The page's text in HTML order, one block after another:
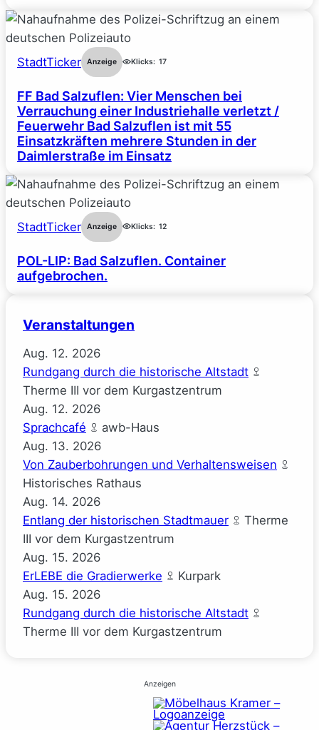
StadtTicker Anzeige Klicks: 17
FF Bad Salzuflen: Vier Menschen bei
Verrauchung einer Industriehalle verletzt /
Feuerwehr Bad Salzuflen ist mit 55
Einsatzkräften mehrere Stunden in der
Daimlerstraße im Einsatz
StadtTicker Anzeige Klicks: 12
POL-LIP: Bad Salzuflen. Container
aufgebrochen.
Veranstaltungen
Aug. 12. 2026
Rundgang durch die historische Altstadt
Therme III vor dem Kurgastzentrum
Aug. 12. 2026
Sprachcafé
awb-Haus
Aug. 13. 2026
Von Zauberbohrungen und Verhaltensweisen
Historisches Rathaus
Aug. 14. 2026
Entlang der historischen Stadtmauer
Therme
III vor dem Kurgastzentrum
Aug. 15. 2026
ErLEBE die Gradierwerke
Kurpark
Aug. 15. 2026
Rundgang durch die historische Altstadt
Therme III vor dem Kurgastzentrum
Anzeigen